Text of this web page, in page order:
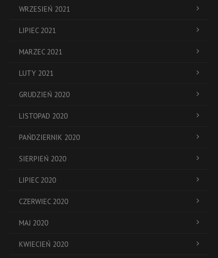
WRZESIEŃ 2021
LIPIEC 2021
MARZEC 2021
LUTY 2021
GRUDZIEŃ 2020
LISTOPAD 2020
PAŃDZIERNIK 2020
SIERPIEŃ 2020
LIPIEC 2020
CZERWIEC 2020
MAJ 2020
KWIECIEŃ 2020